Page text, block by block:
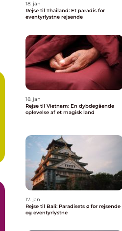
18. jan
Rejse til Thailand: Et paradis for
eventyrlystne rejsende
18. jan
Rejse til Vietnam: En dybdegående
oplevelse af et magisk land
17. jan
Rejse til Bali: Paradisets ø for rejsende
og eventyrlystne